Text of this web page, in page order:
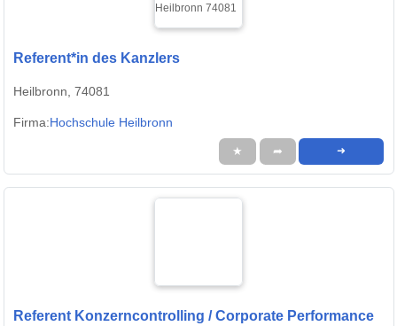
Referent*in des Kanzlers
Heilbronn, 74081
Firma:Hochschule Heilbronn
★ ➦ ➜
Referent Konzerncontrolling / Corporate Performance